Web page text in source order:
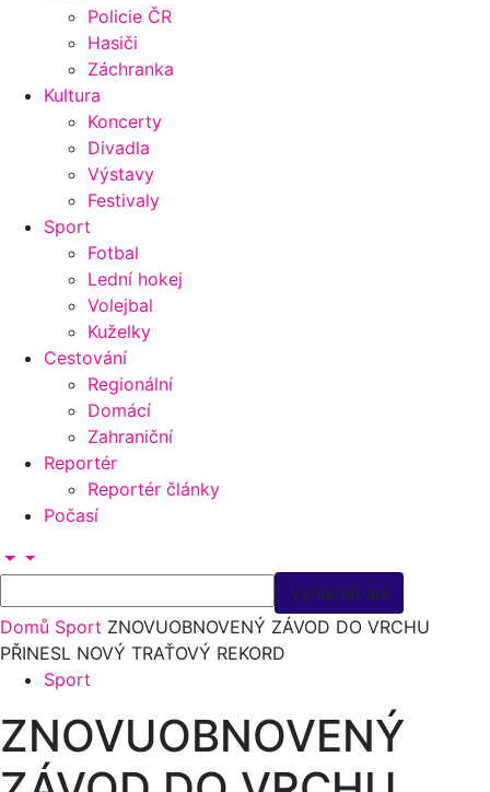
Policie ČR
Hasiči
Záchranka
Kultura
Koncerty
Divadla
Výstavy
Festivaly
Sport
Fotbal
Lední hokej
Volejbal
Kuželky
Cestování
Regionální
Domácí
Zahraniční
Reportér
Reportér články
Počasí
Domů Sport ZNOVUOBNOVENÝ ZÁVOD DO VRCHU
PŘINESL NOVÝ TRAŤOVÝ REKORD
Sport
ZNOVUOBNOVENÝ